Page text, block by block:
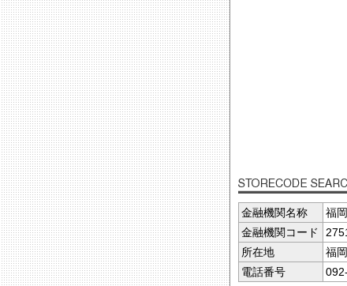
金融機関名称
福
金融機関コード
所在地
福
電話番号